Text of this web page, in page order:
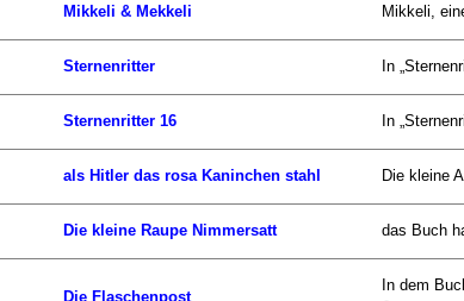
Mikkeli & Mekkeli Mikkeli,
Sternenritter In
Sternenritter 16 In
als Hitler das rosa Kaninchen stahl Die kleine
Die kleine Raupe Nimmersatt das Buch
Die Flaschenpost
In dem